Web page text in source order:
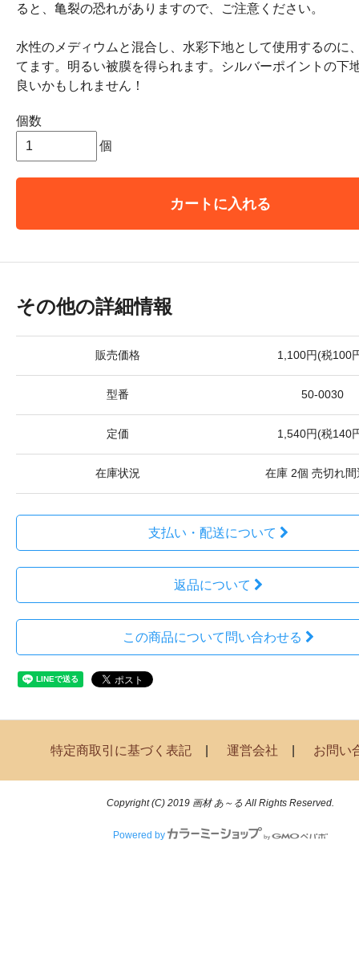
ると、亀裂の恐れがありますので、ご注意ください。
水性のメディウムと混合し、水彩下地として使用するのに
てます。明るい被膜を得られます。シルバーポイントの下
良いかもしれません！
個数
個
カートに入れる
その他の詳細情報
販売価格 1,100円(税100
型番 50-0030
定価 1,540円(税140
在庫状況 在庫 2個 売切れ
支払い・配送について
返品について
この商品について問い合わせる
特定商取引に基づく表記 運営会社 お問い
Copyright (C) 2019 画材 あ～る All Rights Reserved.
Powered by